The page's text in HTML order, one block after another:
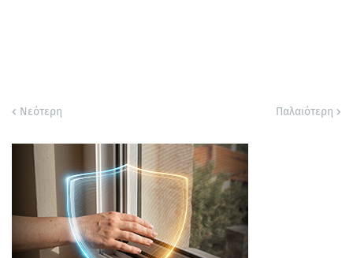
Νεότερη Παλαιότερη